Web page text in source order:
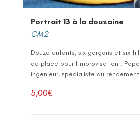
Portrait 13 à la douzaine
CM2
Douze enfants, six garçons et six
de place pour l'improvisation :
ingénieur, spécialiste du
5,00€